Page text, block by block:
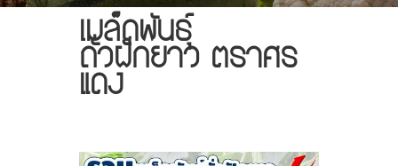
เมล็ดพันธุ์
ถั่วฝักยาว ตราศร
แดง